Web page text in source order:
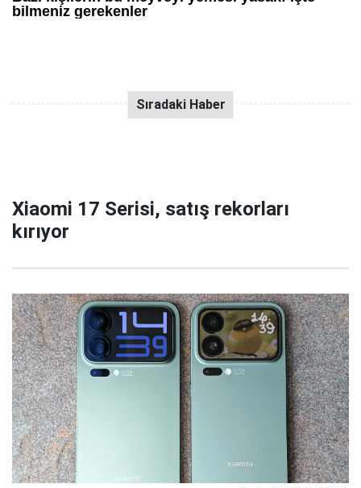
Xiaomi 17 Serisi, satış rekorları
kırıyor